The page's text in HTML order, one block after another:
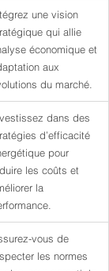
une vision
qui allie
économique et
aux
du marché.
dans des
d’efficacité
pour
les coûts et
la
vous de
les normes